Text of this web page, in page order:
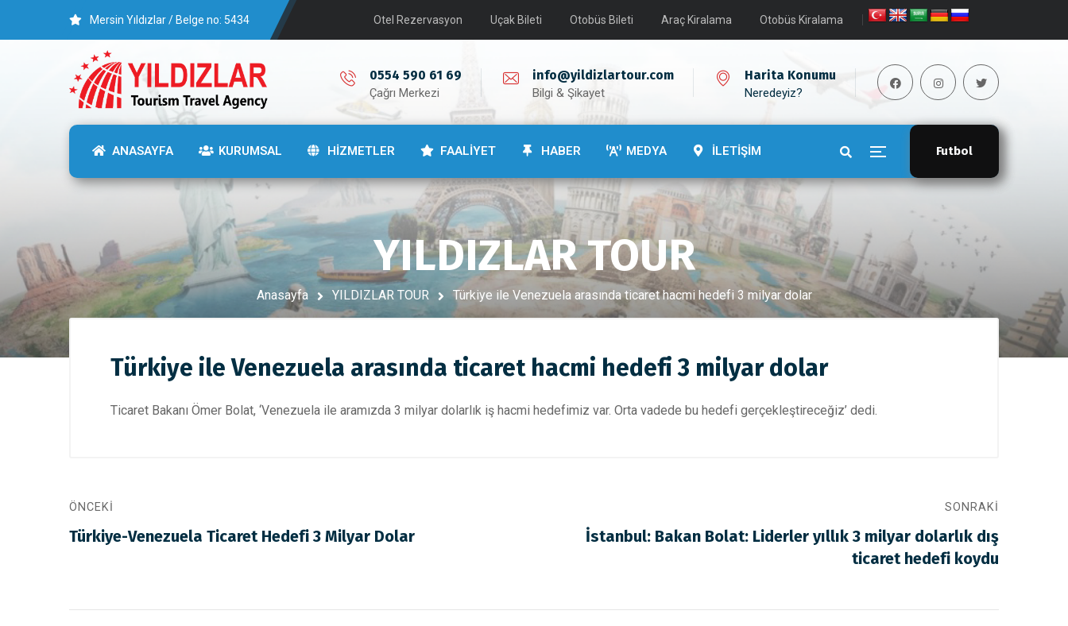
Mersin Yıldızlar / Belge no: 5434 Otel Rezervasyon Uçak Bileti Otobüs Bileti Araç Kiralama Otobüs Kiralama
0554 590 61 69
Çağrı Merkezi
info@yildizlartour.com
Bilgi & Şikayet
Harita Konumu
Neredeyiz?
Futbol
ANASAYFA KURUMSAL HİZMETLER FAALİYET HABER MEDYA İLETİŞİM
YILDIZLAR TOUR
Anasayfa YILDIZLAR TOUR Türkiye ile Venezuela arasında ticaret hacmi hedefi 3 milyar dolar
Türkiye ile Venezuela arasında ticaret hacmi hedefi 3 milyar dolar
Ticaret Bakanı Ömer Bolat, ‘Venezuela ile aramızda 3 milyar dolarlık iş hacmi hedefimiz var. Orta vadede bu hedefi gerçekleştireceğiz’ dedi.
ÖNCEKI
Türkiye-Venezuela Ticaret Hedefi 3 Milyar Dolar
SONRAKI
İstanbul: Bakan Bolat: Liderler yıllık 3 milyar dolarlık dış
ticaret hedefi koydu